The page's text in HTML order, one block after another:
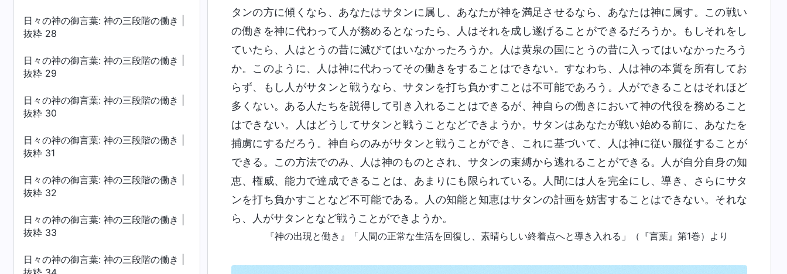
日々の神の御言葉: 神の三段階の働き |
抜粋 28
日々の神の御言葉: 神の三段階の働き |
抜粋 29
日々の神の御言葉: 神の三段階の働き |
抜粋 30
日々の神の御言葉: 神の三段階の働き |
抜粋 31
日々の神の御言葉: 神の三段階の働き |
抜粋 32
日々の神の御言葉: 神の三段階の働き |
抜粋 33
日々の神の御言葉: 神の三段階の働き |
タンの方に傾くなら、あなたはサタンに属し、あなたが神を満足させるなら、あなたは神に属す。この戦い
の働きを神に代わって人が務めるとなったら、人はそれを成し遂げることができるだろうか。もしそれをし
ていたら、人はとうの昔に滅びてはいなかったろうか。人は黄泉の国にとうの昔に入ってはいなかったろう
か。このように、人は神に代わってその働きをすることはできない。すなわち、人は神の本質を所有してお
らず、もし人がサタンと戦うなら、サタンを打ち負かすことは不可能であろう。人ができることはそれほど
多くない。ある人たちを説得して引き入れることはできるが、神自らの働きにおいて神の代役を務めること
はできない。人はどうしてサタンと戦うことなどできようか。サタンはあなたが戦い始める前に、あなたを
捕虜にするだろう。神自らのみがサタンと戦うことができ、これに基づいて、人は神に従い服従することが
できる。この方法でのみ、人は神のものとされ、サタンの束縛から逃れることができる。人が自分自身の知
恵、権威、能力で達成できることは、あまりにも限られている。人間には人を完全にし、導き、さらにサタ
ンを打ち負かすことなど不可能である。人の知能と知恵はサタンの計画を妨害することはできない。それな
ら、人がサタンとなど戦うことができようか。
『神の出現と働き』「人間の正常な生活を回復し、素晴らしい終着点へと導き入れる」（『言葉』第1巻）より